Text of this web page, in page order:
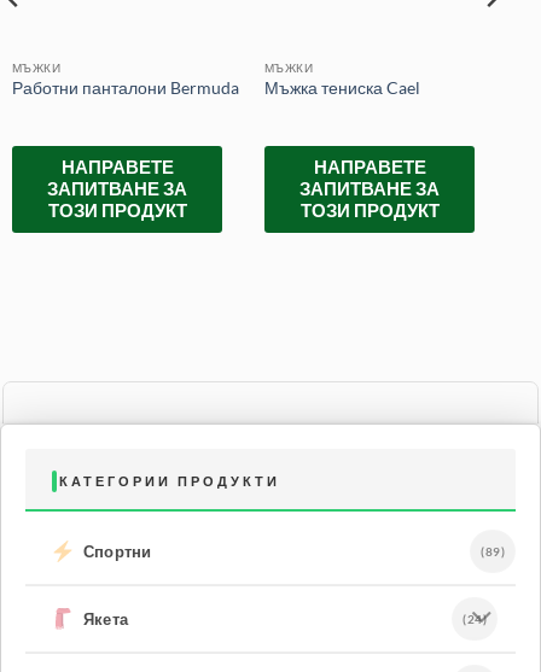
МЪЖКИ
Работни панталони Bermuda
НАПРАВЕТЕ
ЗАПИТВАНЕ ЗА
ТОЗИ ПРОДУКТ
МЪЖКИ
Мъжка тениска Cael
НАПРАВЕТЕ
ЗАПИТВАНЕ ЗА
ТОЗИ ПРОДУКТ
КАТЕГОРИИ ПРОДУКТИ
Спортни (89)
Якета (24)